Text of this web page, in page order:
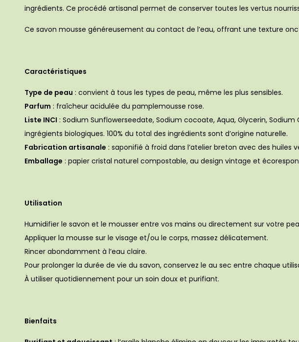
ingrédients. Ce procédé artisanal permet de conserver toutes les vertus
Ce savon mousse généreusement au contact de l’eau, offrant une texture
Caractéristiques
Type de peau : convient à tous les types de peau, même les plus sensibles.
Parfum : fraîcheur acidulée du pamplemousse rose.
Liste INCI : Sodium Sunflowerseedate, Sodium cocoate, Aqua, Glycerin,
ingrégients biologiques. 100% du total des ingrédients sont d’origine naturelle.
Fabrication artisanale : saponifié à froid dans l’atelier breton avec des huiles
Emballage : papier cristal naturel compostable, au design vintage et
Utilisation
Humidifier le savon et le mousser entre vos mains ou directement sur votre
Appliquer la mousse sur le visage et/ou le corps, massez délicatement.
Rincer abondamment à l’eau claire.
Pour prolonger la durée de vie du savon, conservez le au sec entre chaque
À utiliser quotidiennement pour un soin doux et purifiant.
Bienfaits